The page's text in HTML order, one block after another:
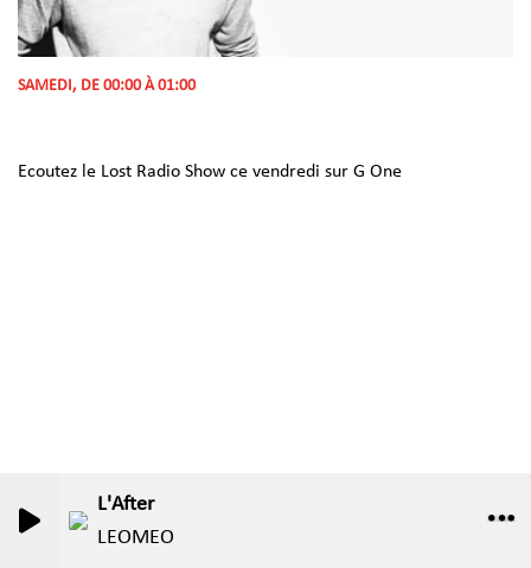
L'After
LEOMEO
SAMEDI, DE 00:00 À 01:00
Ecoutez le Lost Radio Show ce vendredi sur G One